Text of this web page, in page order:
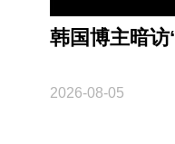
韩国博主暗访
2026-08-05